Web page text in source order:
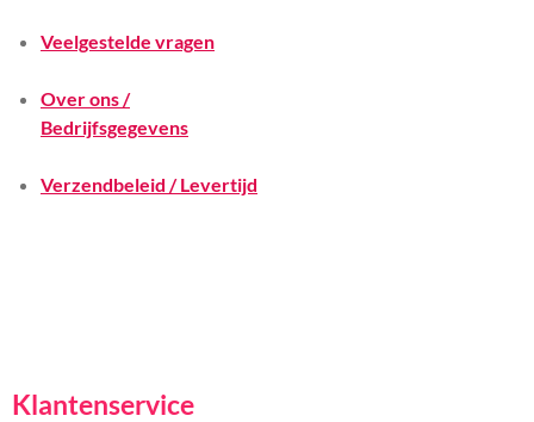
Veelgestelde vragen
Over ons /
Bedrijfsgegevens
Verzendbeleid / Levertijd
Klantenservice